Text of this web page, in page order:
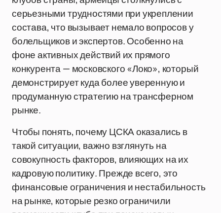
серьезными трудностями при укреплении
состава, что вызывает немало вопросов у
болельщиков и экспертов. Особенно на
фоне активных действий их прямого
конкурента — московского «Локо», который
демонстрирует куда более уверенную и
продуманную стратегию на трансферном
рынке.
Чтобы понять, почему ЦСКА оказались в
такой ситуации, важно взглянуть на
совокупность факторов, влияющих на их
кадровую политику. Прежде всего, это
финансовые ограничения и нестабильность
на рынке, которые резко ограничили